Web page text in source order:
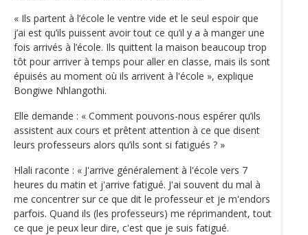
« Ils partent à l’école le ventre vide et le seul espoir que
j’ai est qu’ils puissent avoir tout ce qu’il y a à manger une
fois arrivés à l’école. Ils quittent la maison beaucoup trop
tôt pour arriver à temps pour aller en classe, mais ils sont
épuisés au moment où ils arrivent à l'école », explique
Bongiwe Nhlangothi.
Elle demande : « Comment pouvons-nous espérer qu’ils
assistent aux cours et prêtent attention à ce que disent
leurs professeurs alors qu’ils sont si fatigués ? »
Hlali raconte : « J'arrive généralement à l'école vers 7
heures du matin et j'arrive fatigué. J'ai souvent du mal à
me concentrer sur ce que dit le professeur et je m'endors
parfois. Quand ils (les professeurs) me réprimandent, tout
ce que je peux leur dire, c'est que je suis fatigué.